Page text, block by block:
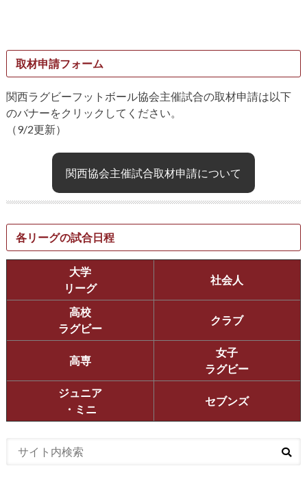
取材申請フォーム
関西ラグビーフットボール協会主催試合の取材申請は以下
のバナーをクリックしてください。
（9/2更新）
関西協会主催試合取材申請について
各リーグの試合日程
大学
リーグ
社会人
高校
ラグビー
クラブ
高専
女子
ラグビー
ジュニア
・ミニ
セブンズ